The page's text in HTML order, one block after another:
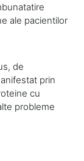
ale pacientilor
de
prin
​​cu
probleme